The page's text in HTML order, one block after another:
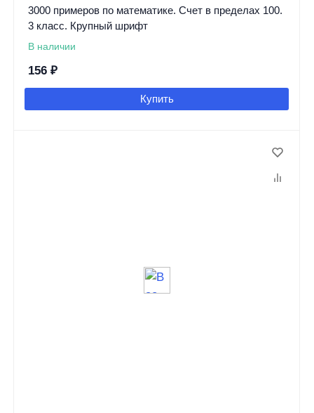
3000 примеров по математике. Счет в пределах 100.
3 класс. Крупный шрифт
В наличии
156 ₽
Купить